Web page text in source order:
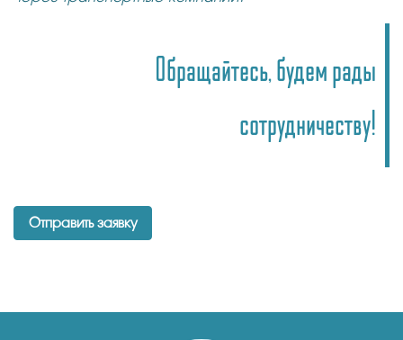
Обращайтесь, будем рады
сотрудничеству!
Отправить заявку